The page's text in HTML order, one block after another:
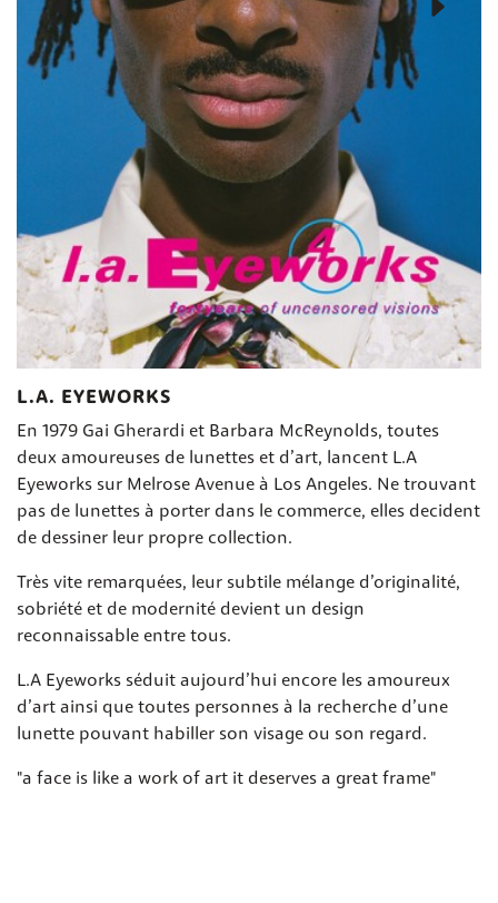
L.A. EYEWORKS
En 1979 Gai Gherardi et Barbara McReynolds, toutes
deux amoureuses de lunettes et d’art, lancent L.A
Eyeworks sur Melrose Avenue à Los Angeles. Ne trouvant
pas de lunettes à porter dans le commerce, elles decident
de dessiner leur propre collection.
Très vite remarquées, leur subtile mélange d’originalité,
sobriété et de modernité devient un design
reconnaissable entre tous.
L.A Eyeworks séduit aujourd’hui encore les amoureux
d’art ainsi que toutes personnes à la recherche d’une
lunette pouvant habiller son visage ou son regard.
"a face is like a work of art it deserves a great frame"